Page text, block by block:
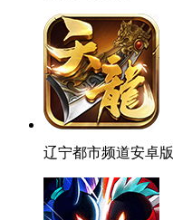
辽宁都市频道安卓版